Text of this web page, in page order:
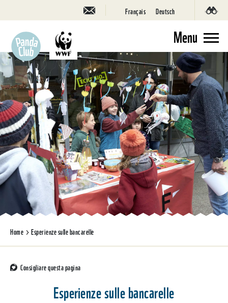
Français Deutsch
Menu
Home Esperienze sulle bancarelle
Consigliare questa pagina
Esperienze sulle bancarelle